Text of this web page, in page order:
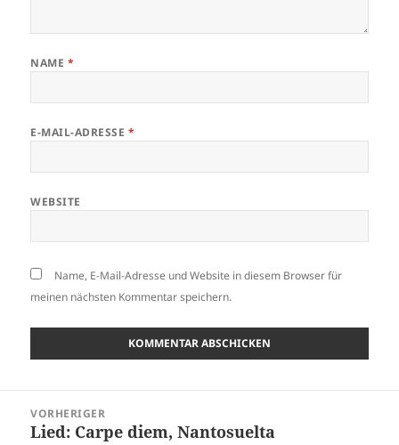
NAME *
E-MAIL-ADRESSE *
WEBSITE
Name, E-Mail-Adresse und Website in diesem Browser für
meinen nächsten Kommentar speichern.
VORHERIGER
Vorheriger
Lied: Carpe diem, Nantosuelta